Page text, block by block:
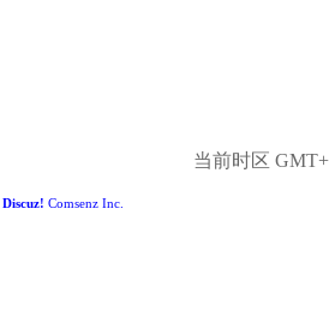
当前时区
Discuz! Comsenz Inc.